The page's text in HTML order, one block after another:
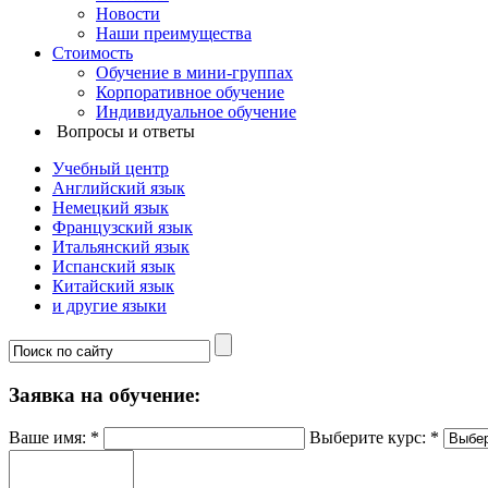
Новости
Наши преимущества
Стоимость
Обучение в мини-группах
Корпоративное обучение
Индивидуальное обучение
Вопросы и ответы
Учебный центр
Английский язык
Немецкий язык
Французский язык
Итальянский язык
Испанский язык
Китайский язык
и другие языки
Заявка на обучение:
Ваше имя: * Выберите курс: *